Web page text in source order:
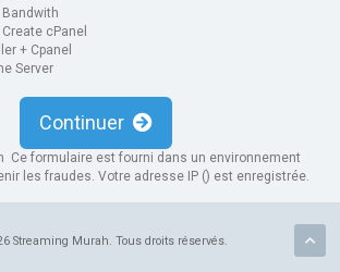
cPanel
+ Cpanel
Server
Continuer
Ce formulaire est fourni dans un environnement
les fraudes. Votre adresse IP () est enregistrée.
Streaming Murah. Tous droits réservés.